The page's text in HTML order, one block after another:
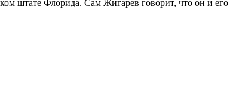
штате Флорида. Сам Жигарев говорит, что он и его